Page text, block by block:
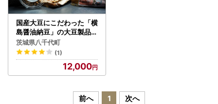
国産大豆にこだわった「横
島醤油納豆」の大豆製品詰
め合わせ A [AO017ya]
茨城県八千代町
(1)
12,000
前へ 1 次へ